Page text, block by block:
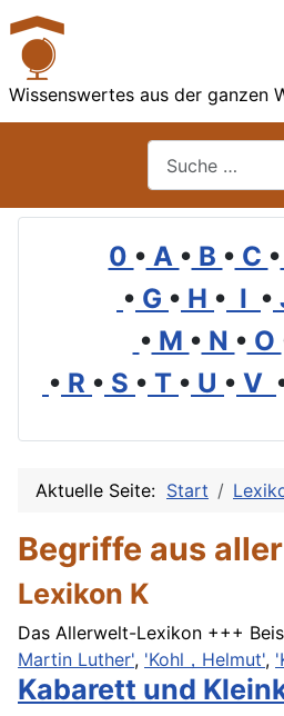
Wissenswertes aus der ganzen
0 • A • B • C •
• G • H • I •
• M • N • O
• R • S • T • U • V
Aktuelle Seite: Start
Begriffe aus
Lexikon K
Das Allerwelt-Lexikon +++
Martin Luther', 'Kohl，Helmut',
Kabarett und